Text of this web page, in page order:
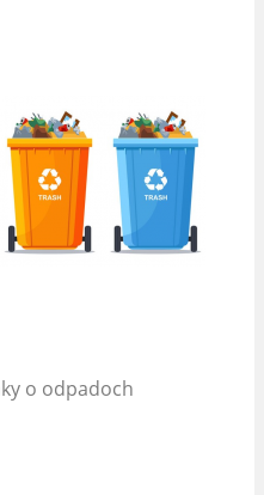
o odpadoch